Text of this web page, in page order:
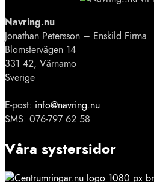
Navring.nu
Jonathan Petersson – Enskild Firma
Blomstervägen 14
331 42, Värnamo
Sverige
E-post: info@navring.nu
SMS: 076-797 62 58
Våra systersidor